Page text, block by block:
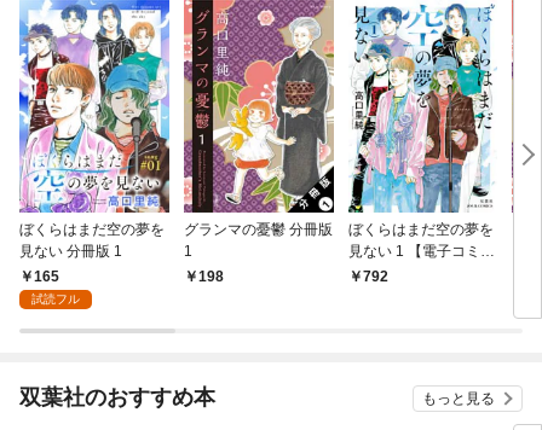
ぼくらはまだ空の夢を
見ない 分冊版 1
165
試読フル
グランマの憂鬱 分冊版
1
198
ぼくらはまだ空の夢を
見ない 1 【電子コミッ
ク限定特典付き】
792
双葉社のおすすめ本 もっと見る